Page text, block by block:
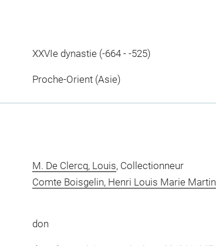
XXVIe dynastie (-664 - -525)
Proche-Orient (Asie)
M. De Clercq, Louis, Collectionneur
Comte Boisgelin, Henri Louis Marie
don